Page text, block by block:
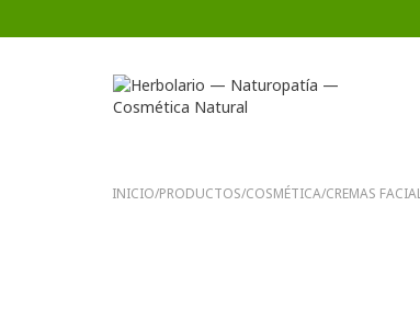
INICIO/PRODUCTOS/COSMÉTICA/CREMAS